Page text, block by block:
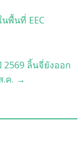
พื้นที่ EEC
ลิ้นจี่ยังออก
.ค. →